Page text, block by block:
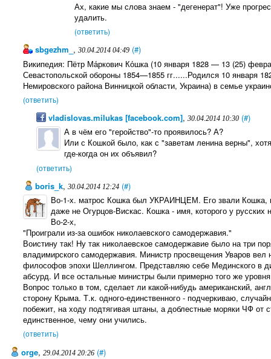
Ах, какие мы слова знаем - "дегенерат"! Уже
удалить.
(ответить)
sbgezhm_ , 30.04.2014 04:49 (#)
Википедия: Пётр Ма́ркович Ко́шка (10 января 1828 — 13 (25)
Севастопольской обороны 1854—1855 гг......Родился 10 января
Немировского района Винницкой области, Украина) в семье
(ответить)
vladislovas.milukas [facebook.com],30.04.2014 10:30 (#)
А в чём его "геройство"-то проявилось? А?
Или с Кошкой было, как с "заветам ленина верны",
где-когда он их объявил?
(ответить)
boris_k, 30.04.2014 12:24 (#)
Во-1-х. матрос Кошка был УКРАИНЦЕМ. Его звали Кошка,
даже не Огурцов-Вискас. Кошка - имя, которого у русских
Во-2-х,
"Проиграли из-за ошибок николаевского самодержавия."
Воистину так! Ну так николаевское самодержавие было на три
владимирского самодержавия. Министр просвещения Уваров
философов эпохи Шеллингом. Представляю себе Мединского в
абсурд. И все остальные министры были примерно того же
Вопрос только в том, сделает ли какой-нибудь американский,
сторону Крыма. Т.к. одного-единственного - подчеркиваю,
побежит, на ходу подтягивая штаны, а доблестные моряки ЧФ от
единственное, чему они учились.
(ответить)
orge, 29.04.2014 20:26 (#)